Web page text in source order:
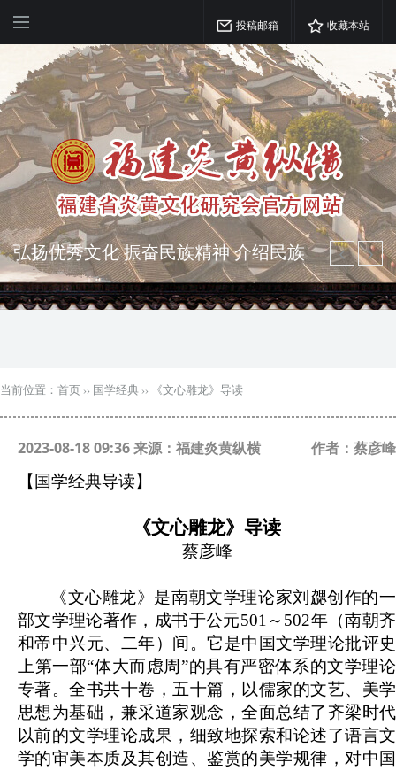
投稿邮箱 收藏本站
弘扬优秀文化 振奋民族精神 介绍民族
瑰宝 宣传中华精英
突出海西特色 报道台港澳侨 坚持古为
当前位置： 首页 ›› 国学经典 ›› 《文心雕龙》导读
2023-08-18 09:36 来源：福建炎黄纵横 作者：蔡彦峰
【国学经典导读】
《文心雕龙》导读
蔡彦峰
《文心雕龙》是南朝文学理论家刘勰创作的一
部文学理论著作，成书于公元501～502年（南朝齐
和帝中兴元、二年）间。它是中国文学理论批评史
上第一部“体大而虑周”的具有严密体系的文学理论
专著。全书共十卷，五十篇，以儒家的文艺、美学
思想为基础，兼采道家观念，全面总结了齐梁时代
以前的文学理论成果，细致地探索和论述了语言文
学的审美本质及其创造、鉴赏的美学规律，对中国